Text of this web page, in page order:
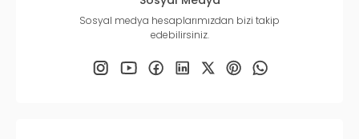
Sosyal medya hesaplarımızdan bizi takip
edebilirsiniz.